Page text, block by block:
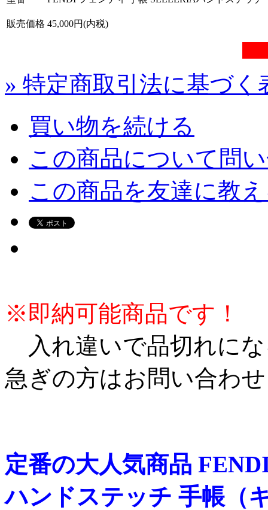
販売価格 45,000円(内税)
» 特定商取引法に基づく
買い物を続ける
この商品について問
この商品を友達に教
※即納可能商品です！
入れ違いで品切れに
急ぎの方はお問い合わ
定番の大人気商品
ハンドステッチ 手帳（